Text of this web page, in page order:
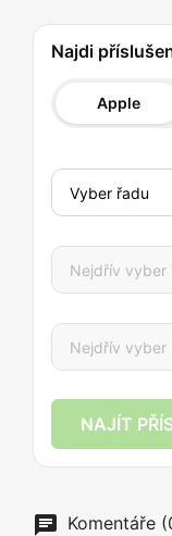
Najdi
Apple
NAJÍT
Komentáře